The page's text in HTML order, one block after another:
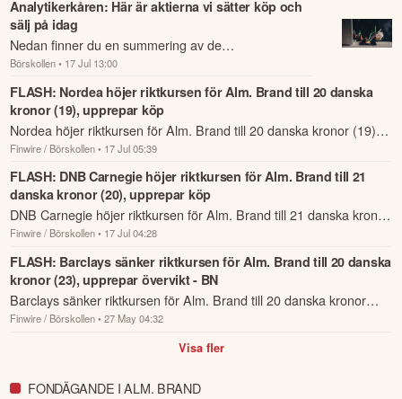
Analytikerkåren: Här är aktierna vi sätter köp och
sälj på idag
Nedan finner du en summering av de
analysrekommendationer och riktkursförändringar
som har rapporterats om idag den 17 juli.
Börskollen • 17 Jul 13:00
FLASH: Nordea höjer riktkursen för Alm. Brand till 20 danska
kronor (19), upprepar köp
Nordea höjer riktkursen för Alm. Brand till 20 danska kronor (19),
upprepar köp.
Finwire / Börskollen • 17 Jul 05:39
FLASH: DNB Carnegie höjer riktkursen för Alm. Brand till 21
danska kronor (20), upprepar köp
DNB Carnegie höjer riktkursen för Alm. Brand till 21 danska kronor
(20), upprepar köp.
Finwire / Börskollen • 17 Jul 04:28
FLASH: Barclays sänker riktkursen för Alm. Brand till 20 danska
kronor (23), upprepar övervikt - BN
Barclays sänker riktkursen för Alm. Brand till 20 danska kronor
(23), upprepar övervikt - BN.
Finwire / Börskollen • 27 May 04:32
Visa fler
FONDÄGANDE I ALM. BRAND